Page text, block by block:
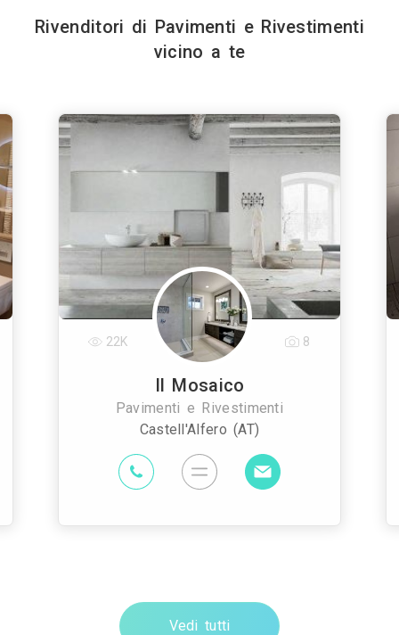
Rivenditori di Pavimenti e Rivestimenti
vicino a te
Il Mosaico
Pavimenti e Rivestimenti
Castell'Alfero (AT)
22K 8
Vedi tutti